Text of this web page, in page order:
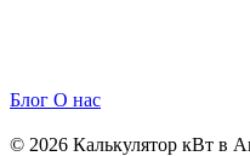
Блог О нас
© 2026 Калькулятор кВт в